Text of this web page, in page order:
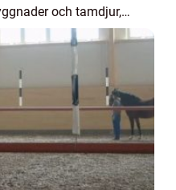
och tamdjur,
kra...